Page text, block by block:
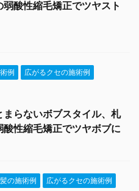
弱酸性縮毛矯正でツヤスト
例 広がるクセの施術例
まらないボブスタイル、札
酸性縮毛矯正でツヤボブに
の施術例 広がるクセの施術例